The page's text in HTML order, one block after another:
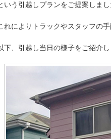
いう引越しプランをご提案しまし
れによりトラックやスタッフの
下、引越し当日の様子をご紹介し